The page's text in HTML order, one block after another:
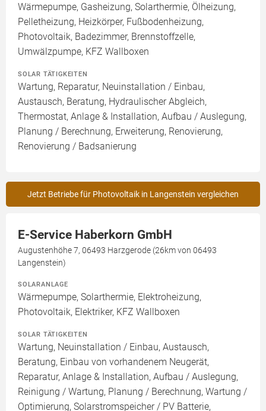
Wärmepumpe, Gasheizung, Solarthermie, Ölheizung,
Pelletheizung, Heizkörper, Fußbodenheizung,
Photovoltaik, Badezimmer, Brennstoffzelle,
Umwälzpumpe, KFZ Wallboxen
SOLAR TÄTIGKEITEN
Wartung, Reparatur, Neuinstallation / Einbau,
Austausch, Beratung, Hydraulischer Abgleich,
Thermostat, Anlage & Installation, Aufbau / Auslegung,
Planung / Berechnung, Erweiterung, Renovierung,
Renovierung / Badsanierung
Jetzt Betriebe für Photovoltaik in Langenstein vergleichen
E-Service Haberkorn GmbH
Augustenhöhe 7, 06493 Harzgerode (26km von 06493
Langenstein)
SOLARANLAGE
Wärmepumpe, Solarthermie, Elektroheizung,
Photovoltaik, Elektriker, KFZ Wallboxen
SOLAR TÄTIGKEITEN
Wartung, Neuinstallation / Einbau, Austausch,
Beratung, Einbau von vorhandenem Neugerät,
Reparatur, Anlage & Installation, Aufbau / Auslegung,
Reinigung / Wartung, Planung / Berechnung, Wartung /
Optimierung, Solarstromspeicher / PV Batterie,